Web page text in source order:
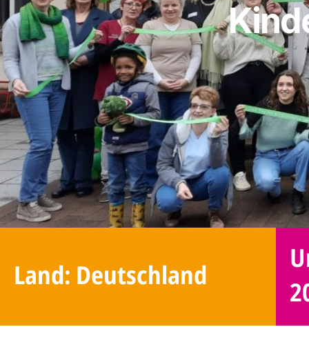
Land: Deutschland